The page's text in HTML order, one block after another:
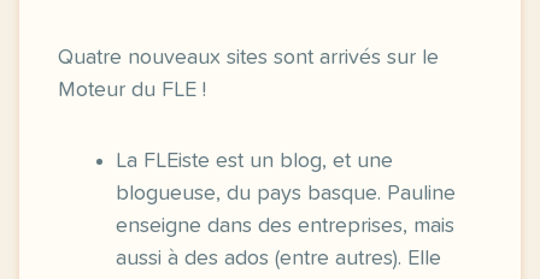
Quatre nouveaux sites sont arrivés sur le
Moteur du FLE !
La FLEiste est un blog, et une
blogueuse, du pays basque. Pauline
enseigne dans des entreprises, mais
aussi à des ados (entre autres). Elle